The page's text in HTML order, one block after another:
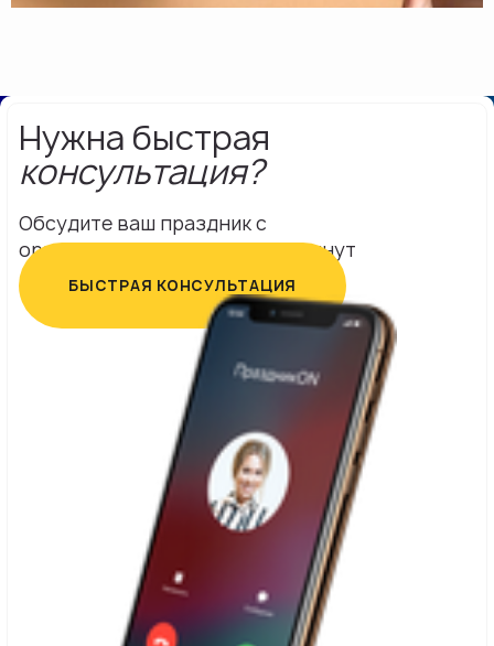
Нужна быстрая
консультация?
Обсудите ваш праздник с
организатором в течение 15 минут
БЫСТРАЯ КОНСУЛЬТАЦИЯ